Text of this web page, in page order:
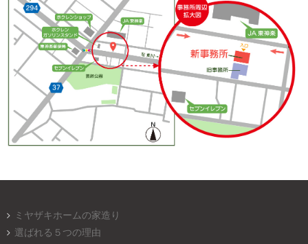
ミヤザキホームの家造り
選ばれる５つの理由